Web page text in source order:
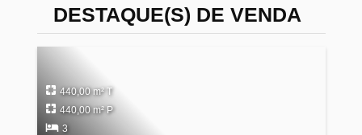
DESTAQUE(S) DE VENDA
440,00 m² T
440,00 m² P
3